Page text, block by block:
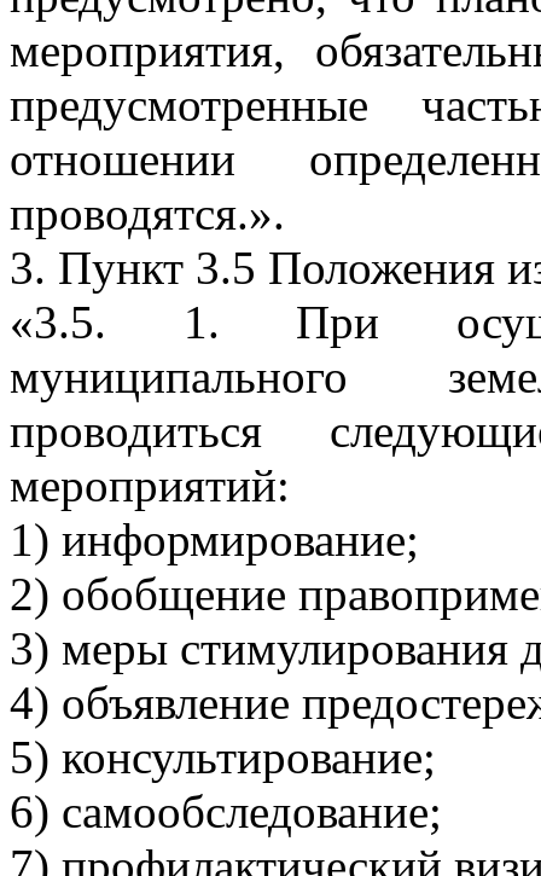
мероприятия,
предусмотренные
отношении
проводятся.».
3. Пункт 3.5 Положения
«3.5. 1. При
муниципального
проводиться
мероприятий:
1) информирование;
2) обобщение
3) меры стимулирования
4) объявление
5) консультирование;
6) самообследование;